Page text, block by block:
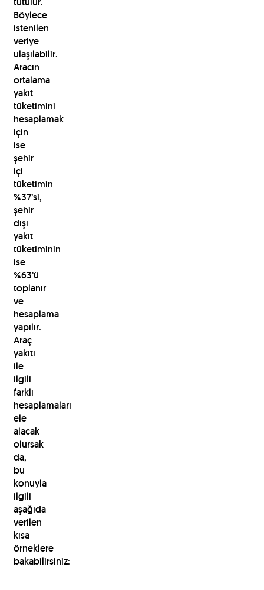
Böylece
istenilen
veriye
ulaşılabilir.
Aracın
ortalama
yakıt
tüketimini
hesaplamak
için
ise
şehir
içi
tüketimin
%37’si,
şehir
dışı
yakıt
tüketiminin
ise
%63’ü
toplanır
ve
hesaplama
yapılır.
Araç
yakıtı
ile
ilgili
farklı
hesaplamaları
ele
alacak
olursak
da,
bu
konuyla
ilgili
aşağıda
verilen
kısa
örneklere
bakabilirsiniz: